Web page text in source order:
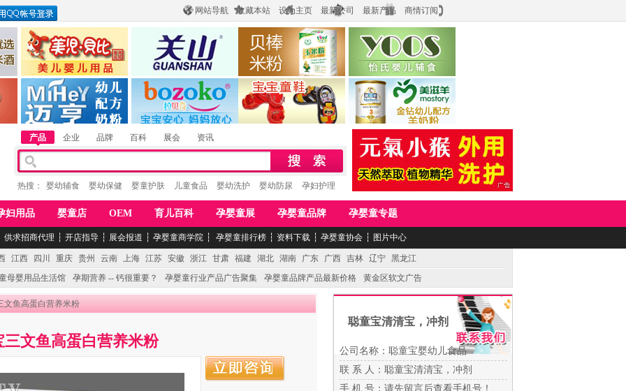
网站导航 收藏本站 设为主页 最新公司 最新产品 商情订阅
惠州市美儿婴儿用品公司
湖南迈亨母婴用品有限公司
陕西关山乳业有限公司
香港欧嘻高婴童用品公司
江西贝棒儿童食品 上海怡氏食品科技有限公司
湖南美滋生物科技有限公司
产品 企业 品牌 百科 展会 资讯
热搜： 婴幼辅食 婴幼保健 婴童护肤 儿童食品 婴幼洗护 婴幼防尿 孕妇护理
妇用品 婴童店 OEM 育儿百科 孕婴童展 孕婴童品牌 孕婴童专题
供求招商代理 ┆ 开店指导 ┆ 展会报道 ┆ 孕婴童商学院 ┆ 孕婴童排行榜 ┆ 资料下载 ┆ 孕婴童协会 ┆ 图片中心
江西 四川 重庆 贵州 云南 上海 江苏 安徽 浙江 甘肃 福建 湖北 湖南 广东 广西 吉林 辽宁 黑龙江
母婴用品生活馆
孕期营养 -- 钙很重要？ 孕婴童行业产品广告聚集 孕婴童品牌产品最新价格 黄金区软文广告
文鱼高蛋白营养米粉
三文鱼高蛋白营养米粉
聪童宝清清宝，冲剂
公司名称：聪童宝婴幼儿食品
联 系 人：聪童宝清清宝，冲剂
手 机 号： 请先留言后查看手机号！